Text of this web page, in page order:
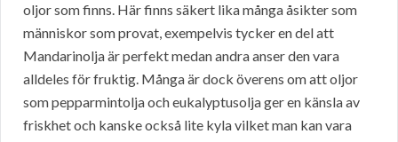
oljor som finns. Här finns säkert lika många åsikter som
människor som provat, exempelvis tycker en del att
Mandarinolja är perfekt medan andra anser den vara
alldeles för fruktig. Många är dock överens om att oljor
som pepparmintolja och eukalyptusolja ger en känsla av
friskhet och kanske också lite kyla vilket man kan vara